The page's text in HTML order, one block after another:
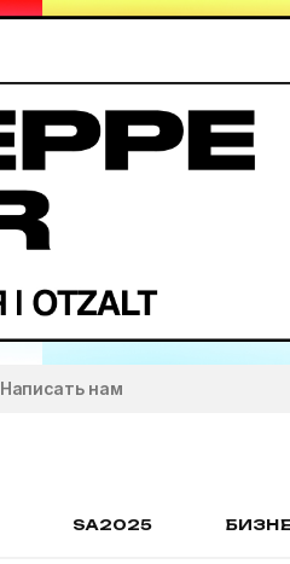
Написать нам
SA2025